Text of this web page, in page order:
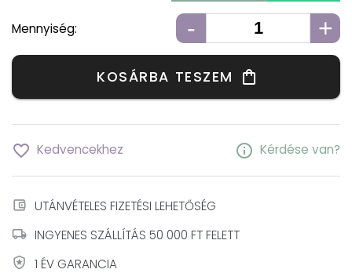
Mennyiség: - +
KOSÁRBA TESZEM shopping_bag
favorite_border Kedvencekhez info Kérdése van?
account_balance_wallet UTÁNVÉTELES FIZETÉSI LEHETŐSÉG
local_shipping INGYENES SZÁLLÍTÁS 50 000 FT FELETT
local_police 1 ÉV GARANCIA